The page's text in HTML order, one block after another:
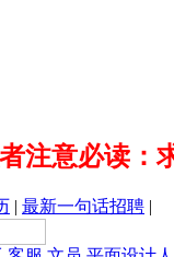
注意必读：
| 最新一句话招聘 |